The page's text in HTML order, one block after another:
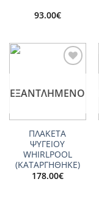
93.00€
ΕΞΑΝΤΛΗΜΈΝΟ
ΠΛΑΚΕΤΑ
ΨΥΓΕΙΟΥ
WHIRLPOOL
(ΚΑΤΑΡΓΗΘΗΚΕ)
178.00€